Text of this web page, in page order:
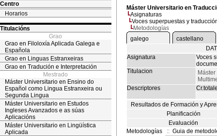
Centro
Horarios
Titulacións
Grao
Grao en Filoloxía Aplicada Galega e
Española
Grao en Linguas Estranxeiras
Grao en Tradución e Interpretación
Mestrado
Máster Universitario en Ensino do
Español como Lingua Estranxeira ou
Segunda Lingua
Máster Universitario en Estudos
Ingleses Avanzados e as súas
Aplicacións
Máster Universitario en Lingüística
Aplicada
Máster Universitario en
Asignaturas
Voces superpuestas y
Metodologías
galego
castellano
Asignatura
Voces
Titulacion
Descriptores
Resultados de Formación y
Planificación
Evaluación
Metodologías
:: Guia de